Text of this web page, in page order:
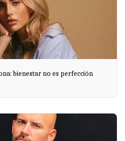
bienestar no es perfección